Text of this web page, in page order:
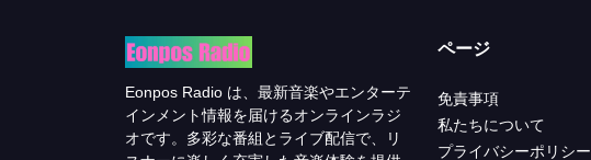
Eonpos Radio は、最新音楽やエンターテ
インメント情報を届けるオンラインラジ
オです。多彩な番組とライブ配信で、リ
ページ
免責事項
私たちについて
プライバシーポリシー